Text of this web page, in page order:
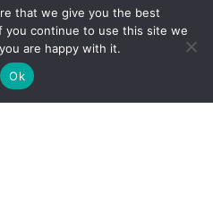
that we give you the best
you continue to use this site we
are happy with it.
Ok